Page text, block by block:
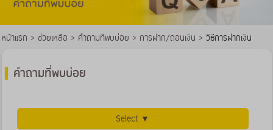
หน้าแรก > ช่วยเหลือ > คำถามที่พบบ่อย > การฝาก/ถอนเงิน > วิธีการฝากเงิน
คำถามที่พบบ่อย
Select ▼